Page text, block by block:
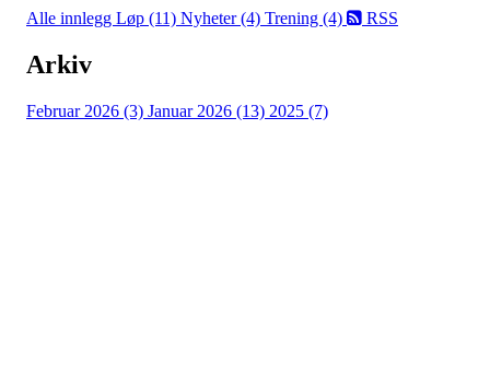
Alle innlegg Løp (11) Nyheter (4) Trening (4) RSS
Arkiv
Februar 2026 (3) Januar 2026 (13) 2025 (7)